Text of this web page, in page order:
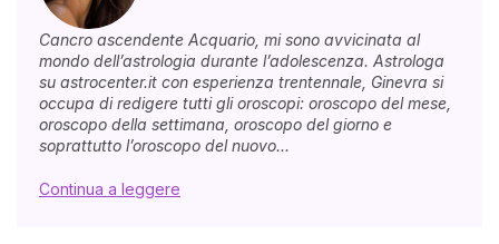
Cancro ascendente Acquario, mi sono avvicinata al
mondo dell’astrologia durante l’adolescenza. Astrologa
su astrocenter.it con esperienza trentennale, Ginevra si
occupa di redigere tutti gli oroscopi: oroscopo del mese,
oroscopo della settimana, oroscopo del giorno e
soprattutto l’oroscopo del nuovo...
Continua a leggere